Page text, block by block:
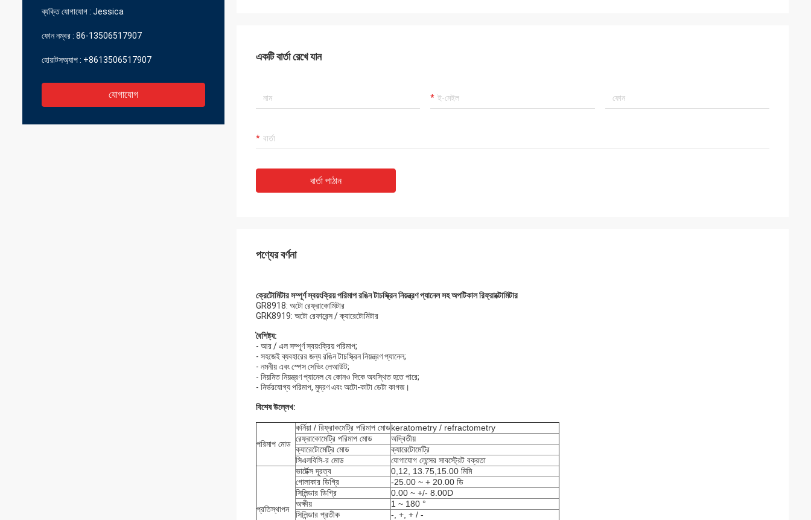
ব্যক্তি যোগাযোগ : Jessica
ফোন নম্বর : 86-13506517907
হোয়াটসঅ্যাপ : +8613506517907
যোগাযোগ
একটি বার্তা রেখে যান
বার্তা পাঠান
পণ্যের বর্ণনা
ক্রেটোমিটার সম্পূর্ণ স্বয়ংক্রিয় পরিমাপ রঙিন টাচস্ক্রিন নিয়ন্ত্রণ প্যানেল সহ অপটিকাল রিফ্রাক্টোমিটার
GR8918: অটো রেফ্রাকোমিটার
GRK8919: অটো রেফারেন্স / ক্যারেটোমিটার
বৈশিষ্ট্য:
- আর / এল সম্পূর্ণ স্বয়ংক্রিয় পরিমাপ;
- সহজেই ব্যবহারের জন্য রঙিন টাচস্ক্রিন নিয়ন্ত্রণ প্যানেল;
- নমনীয় এবং স্পেস সেভিং লেআউট;
- নিয়মিত নিয়ন্ত্রণ প্যানেল যে কোনও দিকে অবস্থিত হতে পারে;
- নির্ভরযোগ্য পরিমাপ, মুদ্রণ এবং অটো-কাটা ডেটা কাগজ।
বিশেষ উল্লেখ:
পরিমাপ মোড
কর্নিয়া / রিফ্রাকমেট্রি পরিমাপ মোডkeratometry / refractometry
রেফ্রাকোমেট্রি পরিমাপ মোড
অদ্বিতীয়
ক্যারেটোমেট্রি মোড
ক্যারেটোমেট্রি
সিএলবিসি-র মোড
যোগাযোগ লেন্সের সাবস্ট্রেট বক্রতা
প্রতিস্থাপন
ভার্টেক্স দূরত্ব
0,12, 13.75,15.00 মিমি
গোলাকার ডিগ্রি
-25.00 ~ + 20.00 ডি
সিলিন্ডার ডিগ্রি
0.00 ~ +/- 8.00D
অক্ষীয়
1 ~ 180 °
সিলিন্ডার প্রতীক
-, +, + / -